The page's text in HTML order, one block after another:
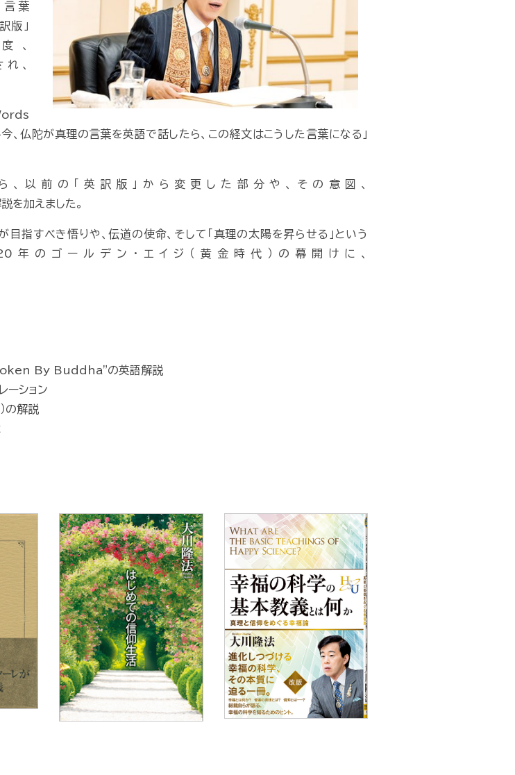
葉
版」
、
、
仏陀が真理の言葉を英語で話したら、この経文はこうした言葉になる」
以前の「英訳版」から変更した部分や、その意図、
を加えました。
指すべき悟りや、伝道の使命、そして「真理の太陽を昇らせる」という
年のゴールデン・エイジ（黄金時代）の幕開けに、
By Buddha"の英語解説
ーション
の解説